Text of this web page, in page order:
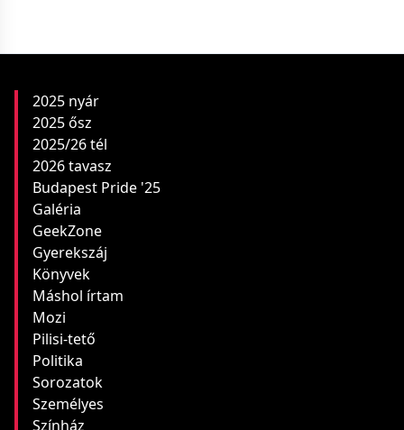
2025 nyár
2025 ősz
2025/26 tél
2026 tavasz
Budapest Pride '25
Galéria
GeekZone
Gyerekszáj
Könyvek
Máshol írtam
Mozi
Pilisi-tető
Politika
Sorozatok
Személyes
Színház